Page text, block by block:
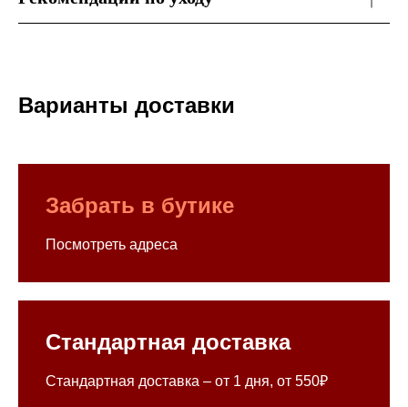
Варианты доставки
Забрать в бутике
Посмотреть адреса
Стандартная доставка
Стандартная доставка – от 1 дня, от 550₽